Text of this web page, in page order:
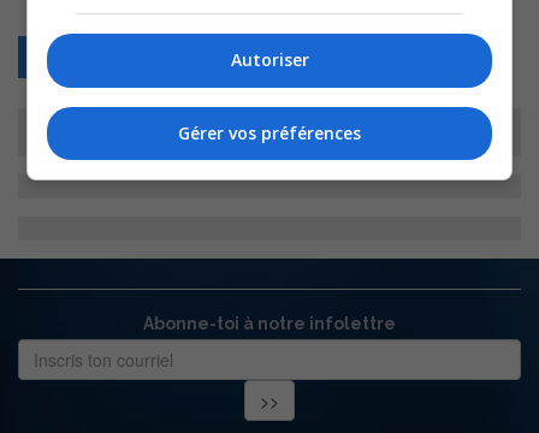
Abonne-toi à notre infolettre
Autoriser
Gérer vos préférences